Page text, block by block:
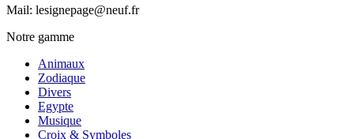
Mail: lesignepage@neuf.fr
Notre gamme
Animaux
Zodiaque
Divers
Egypte
Musique
Croix & Symboles